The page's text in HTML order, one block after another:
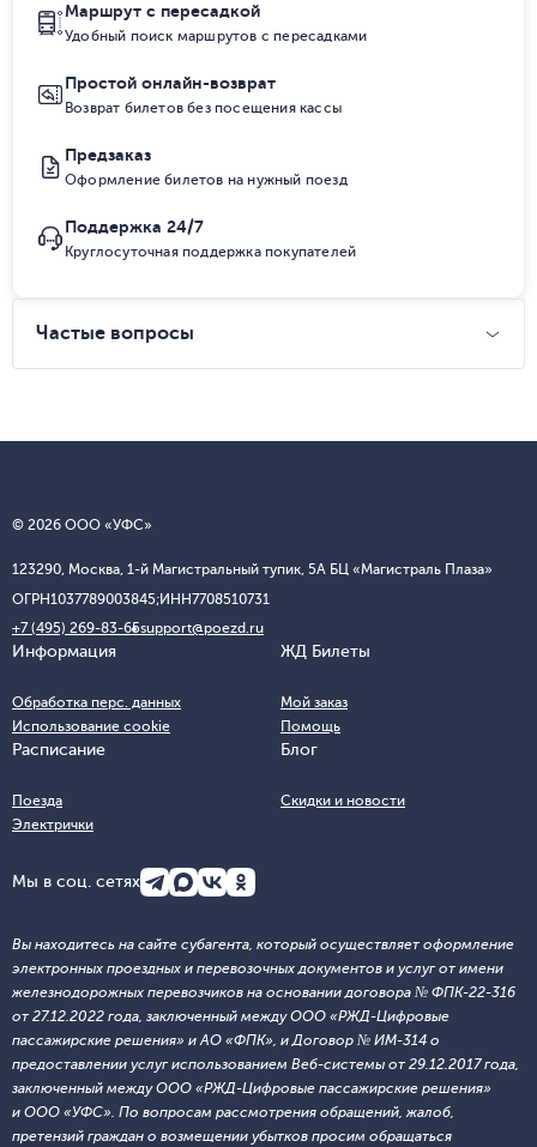
Маршрут с пересадкой
Удобный поиск маршрутов с пересадками
Простой онлайн-возврат
Возврат билетов без посещения кассы
Предзаказ
Оформление билетов на нужный поезд
Поддержка 24/7
Круглосуточная поддержка покупателей
Частые вопросы
© 2026 ООО «УФС»
123290, Москва, 1-й Магистральный тупик, 5А БЦ «Магистраль Плаза»
ОГРН1037789003845;ИНН7708510731
+7 (495) 269-83-65support@poezd.ru
Информация
Обработка перс. данных
Использование cookie
ЖД Билеты
Мой заказ
Помощь
Расписание
Поезда
Электрички
Блог
Скидки и новости
Мы в соц. сетях
Вы находитесь на сайте субагента, который осуществляет оформление
электронных проездных и перевозочных документов и услуг от имени
железнодорожных перевозчиков на основании договора № ФПК-22-316
от 27.12.2022 года, заключенный между ООО «РЖД-Цифровые
пассажирские решения» и АО «ФПК», и Договор № ИМ-314 о
предоставлении услуг использованием Веб-системы от 29.12.2017 года,
заключенный между ООО «РЖД-Цифровые пассажирские решения»
и ООО «УФС». По вопросам рассмотрения обращений, жалоб,
претензий граждан о возмещении убытков просим обращаться